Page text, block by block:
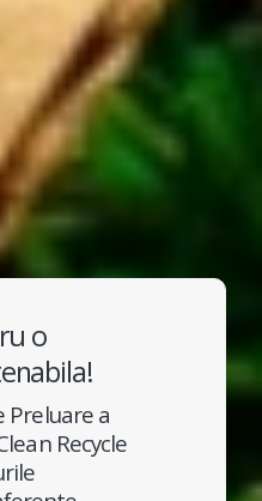
o
Preluare a
Recycle